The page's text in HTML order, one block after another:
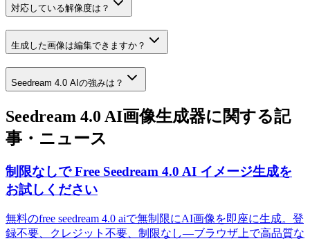
対応している解像度は？
生成した画像は編集できますか？
Seedream 4.0 AIの強みは？
Seedream 4.0 AI画像生成器に関する記
事・ニュース
制限なしで Free Seedream 4.0 AI イメージ生成を
お試しください
無料のfree seedream 4.0 aiで無制限にAI画像を即座に生成。登
録不要、クレジット不要、制限なし—ブラウザ上で高品質な